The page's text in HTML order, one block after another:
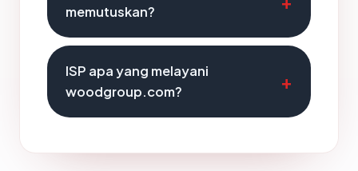
memutuskan?
ISP apa yang melayani
woodgroup.com?